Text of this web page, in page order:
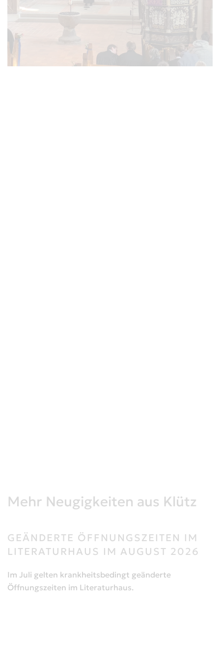
Mehr Neugigkeiten aus Klütz
GEÄNDERTE ÖFFNUNGSZEITEN IM
LITERATURHAUS IM AUGUST 2026
Im Juli gelten krankheitsbedingt geänderte
Öffnungszeiten im Literaturhaus.